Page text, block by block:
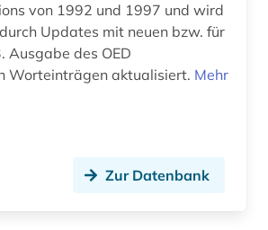
fremdsprache (2)
(3)
gaststättengewerbe (1)
von 1992 und 1997 und wird
Updates mit neuen bzw. für
Ausgabe des OED
Worteinträgen aktualisiert. Mehr
Zur Datenbank